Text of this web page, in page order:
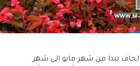
الجاف يبدا من شهر مايو الى شهر